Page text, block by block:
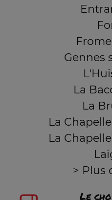
Gennes
La
La
La
La
> Plus
Le